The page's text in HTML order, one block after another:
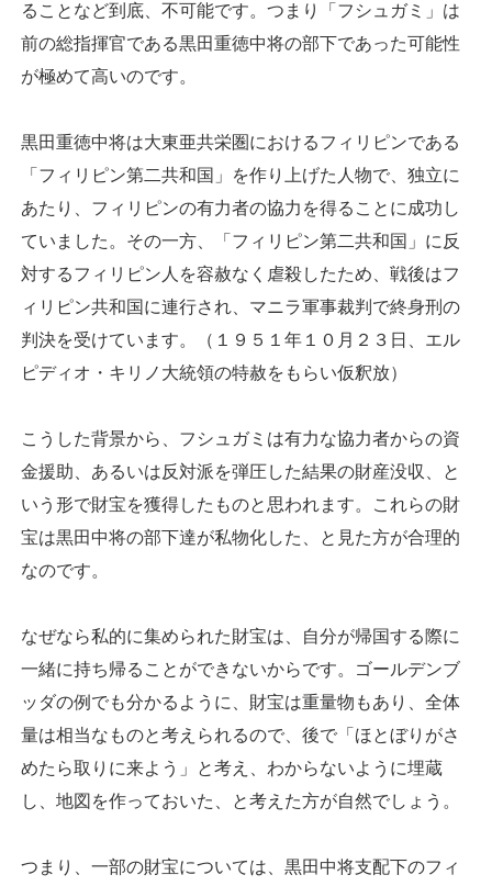
ることなど到底、不可能です。つまり「フシュガミ」は
前の総指揮官である黒田重徳中将の部下であった可能性
が極めて高いのです。
黒田重徳中将は大東亜共栄圏におけるフィリピンである
「フィリピン第二共和国」を作り上げた人物で、独立に
あたり、フィリピンの有力者の協力を得ることに成功し
ていました。その一方、「フィリピン第二共和国」に反
対するフィリピン人を容赦なく虐殺したため、戦後はフ
ィリピン共和国に連行され、マニラ軍事裁判で終身刑の
判決を受けています。（１９５１年１０月２３日、エル
ピディオ・キリノ大統領の特赦をもらい仮釈放）
こうした背景から、フシュガミは有力な協力者からの資
金援助、あるいは反対派を弾圧した結果の財産没収、と
いう形で財宝を獲得したものと思われます。これらの財
宝は黒田中将の部下達が私物化した、と見た方が合理的
なのです。
なぜなら私的に集められた財宝は、自分が帰国する際に
一緒に持ち帰ることができないからです。ゴールデンブ
ッダの例でも分かるように、財宝は重量物もあり、全体
量は相当なものと考えられるので、後で「ほとぼりがさ
めたら取りに来よう」と考え、わからないように埋蔵
し、地図を作っておいた、と考えた方が自然でしょう。
つまり、一部の財宝については、黒田中将支配下のフィ